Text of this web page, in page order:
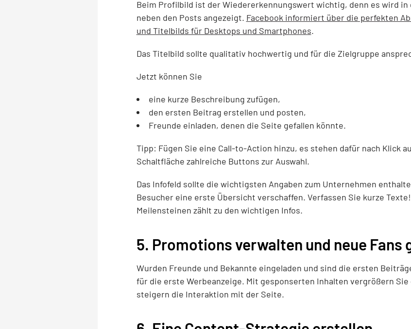
Beim Profilbild ist der Wiedererkennungswert wichtig, denn es wird in
neben den Posts angezeigt. Facebook informiert über die perfekten
und Titelbilds für Desktops und Smartphones.
Das Titelbild sollte qualitativ hochwertig und für die Zielgruppe
Jetzt können Sie
eine kurze Beschreibung zufügen,
den ersten Beitrag erstellen und posten,
Freunde einladen, denen die Seite gefallen könnte.
Tipp: Fügen Sie eine Call-to-Action hinzu, es stehen dafür nach Klick
Schaltfläche zahlreiche Buttons zur Auswahl.
Das Infofeld sollte die wichtigsten Angaben zum Unternehmen
Besucher eine erste Übersicht verschaffen. Verfassen Sie kurze
Meilensteinen zählt zu den wichtigen Infos.
5. Promotions verwalten und neue Fans
Wurden Freunde und Bekannte eingeladen und sind die ersten
für die erste Werbeanzeige. Mit gesponserten Inhalten vergrößern
steigern die Interaktion mit der Seite.